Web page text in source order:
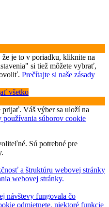
je to v poriadku, kliknite na
si tiež môžete vybrať,
Prečítajte si naše zásady
všetko
prijať. Váš výber sa uloží na
používania súborov cookie
Sú potrebné pre
a štruktúru webovej stránky
webovej stránky.
návštevy fungovala čo
odmietnete, niektoré funkcie